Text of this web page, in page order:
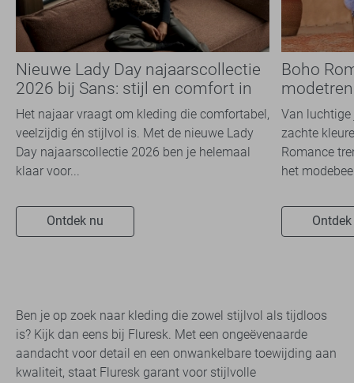
Nieuwe Lady Day najaarscollectie
2026 bij Sans: stijl en comfort in
travelkwaliteit
Het najaar vraagt om kleding die comfortabel,
veelzijdig én stijlvol is. Met de nieuwe Lady
Day najaarscollectie 2026 ben je helemaal
klaar voor...
Ontdek nu
Boho
overal
Van luchtige
zachte
Romance
het
Ben je op zoek naar kleding die zowel stijlvol als tijdloos
is? Kijk dan eens bij Fluresk. Met een ongeëvenaarde
aandacht voor detail en een onwankelbare toewijding aan
kwaliteit, staat Fluresk garant voor stijlvolle